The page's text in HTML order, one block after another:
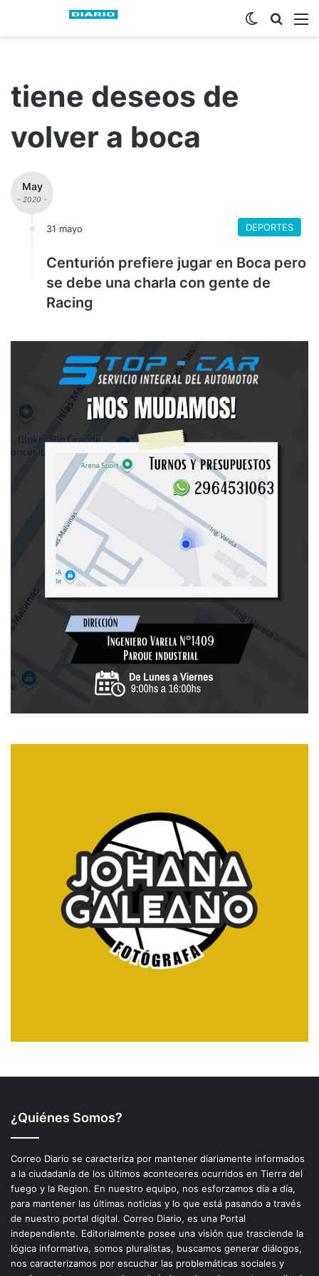
Buscar
Switch skin
tiene deseos de
volver a boca
May
- 2020 -
31 mayo DEPORTES
Centurión prefiere jugar en Boca pero
se debe una charla con gente de
Racing
¿Quiénes Somos?
Correo Diario se caracteriza por mantener diariamente informados
a la ciudadanía de los últimos aconteceres ocurridos en Tierra del
fuego y la Region. En nuestro equipo, nos esforzamos día a día,
para mantener las últimas noticias y lo que está pasando a través
de nuestro portal digital. Correo Diario, es una Portal
independiente. Editorialmente posee una visión que trasciende la
lógica informativa, somos pluralistas, buscamos generar diálogos,
nos caracterizamos por escuchar las problemáticas sociales y